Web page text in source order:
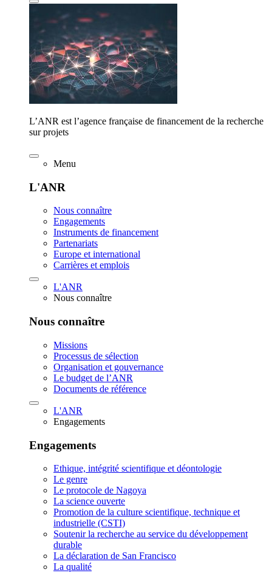
L’ANR est l’agence française de financement de la recherche
sur projets
Menu
L'ANR
Nous connaître
Engagements
Instruments de financement
Partenariats
Europe et international
Carrières et emplois
L'ANR
Nous connaître
Nous connaître
Missions
Processus de sélection
Organisation et gouvernance
Le budget de l’ANR
Documents de référence
L'ANR
Engagements
Engagements
Ethique, intégrité scientifique et déontologie
Le genre
Le protocole de Nagoya
La science ouverte
Promotion de la culture scientifique, technique et
industrielle (CSTI)
Soutenir la recherche au service du développement
durable
La déclaration de San Francisco
La qualité